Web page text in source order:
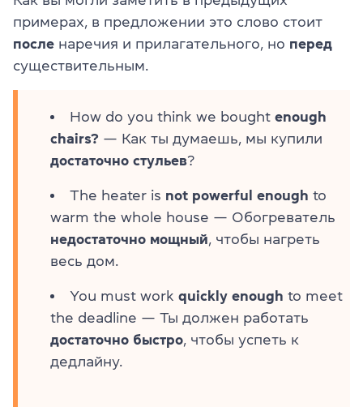
примерах, в предложении это слово стоит
после наречия и прилагательного, но перед
существительным.
How do you think we bought enough
chairs? — Как ты думаешь, мы купили
достаточно стульев?
The heater is not powerful enough to
warm the whole house — Обогреватель
недостаточно мощный , чтобы нагреть
весь дом.
You must work quickly enough to meet
the deadline — Ты должен работать
достаточно быстро , чтобы успеть к
дедлайну.